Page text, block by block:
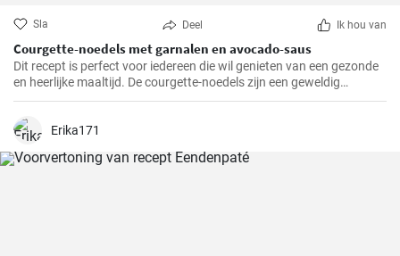
Sla Deel Ik hou van
Courgette-noedels met garnalen en avocado-saus
Dit recept is perfect voor iedereen die wil genieten van een gezonde
en heerlijke maaltijd. De courgette-noedels zijn een geweldig
alternatief voor traditionele pasta, terwijl de garnalen en de
Erika171